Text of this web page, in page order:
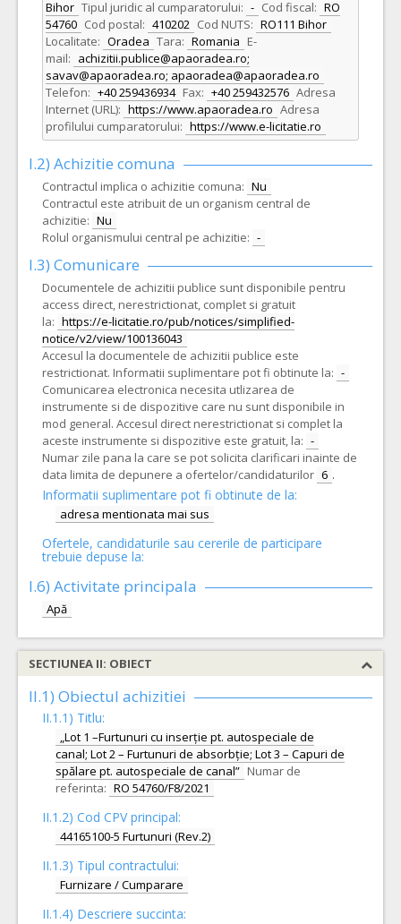
Bihor Tipul juridic al cumparatorului: - Cod fiscal: RO
54760 Cod postal: 410202 Cod NUTS: RO111 Bihor
Localitate: Oradea Tara: Romania E-
mail: achizitii.publice@apaoradea.ro;
savav@apaoradea.ro; apaoradea@apaoradea.ro
Telefon: +40 259436934 Fax: +40 259432576 Adresa
Internet (URL): https://www.apaoradea.ro Adresa
profilului cumparatorului: https://www.e-licitatie.ro
I.2) Achizitie comuna
Contractul implica o achizitie comuna: Nu
Contractul este atribuit de un organism central de
achizitie: Nu
Rolul organismului central pe achizitie: -
I.3) Comunicare
Documentele de achizitii publice sunt disponibile pentru
access direct, nerestrictionat, complet si gratuit
la: https://e-licitatie.ro/pub/notices/simplified-
notice/v2/view/100136043
Accesul la documentele de achizitii publice este
restrictionat. Informatii suplimentare pot fi obtinute la: -
Comunicarea electronica necesita utlizarea de
instrumente si de dispozitive care nu sunt disponibile in
mod general. Accesul direct nerestrictionat si complet la
aceste instrumente si dispozitive este gratuit, la: -
Numar zile pana la care se pot solicita clarificari inainte de
data limita de depunere a ofertelor/candidaturilor 6 .
Informatii suplimentare pot fi obtinute de la:
adresa mentionata mai sus
Ofertele, candidaturile sau cererile de participare
trebuie depuse la:
I.6) Activitate principala
Apă
SECTIUNEA II: OBIECT
II.1) Obiectul achizitiei
II.1.1) Titlu:
„Lot 1 –Furtunuri cu inserție pt. autospeciale de
canal; Lot 2 – Furtunuri de absorbție; Lot 3 – Capuri de
spălare pt. autospeciale de canal” Numar de
referinta: RO 54760/F8/2021
II.1.2) Cod CPV principal:
44165100-5 Furtunuri (Rev.2)
II.1.3) Tipul contractului:
Furnizare / Cumparare
II.1.4) Descriere succinta: